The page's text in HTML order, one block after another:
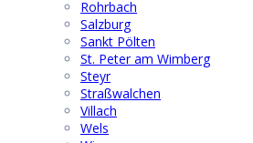
Rohrbach
Salzburg
Sankt Pölten
St. Peter am Wimberg
Steyr
Straßwalchen
Villach
Wels